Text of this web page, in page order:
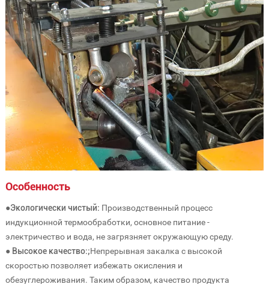
Особенность
●Экологически чистый: Производственный процесс
индукционной термообработки, основное питание -
электричество и вода, не загрязняет окружающую среду.
● Высокое качество:;Непрерывная закалка с высокой
скоростью позволяет избежать окисления и
обезуглероживания. Таким образом, качество продукта